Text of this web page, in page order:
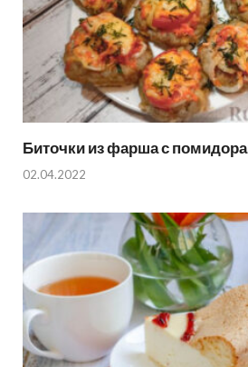
Биточки из фарша с
02.04.2022